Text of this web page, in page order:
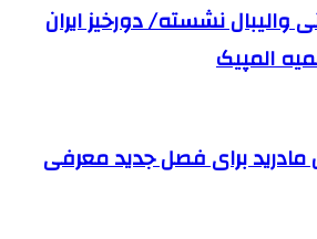
والیبال نشسته/ دورخیز ایران
المپیک
رئال مادرید برای فصل جدید معرفی